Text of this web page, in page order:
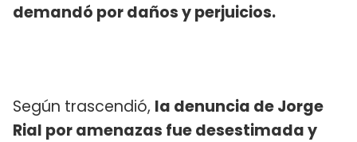
demandó por daños y perjuicios.
Según trascendió, la denuncia de Jorge
Rial por amenazas fue desestimada y